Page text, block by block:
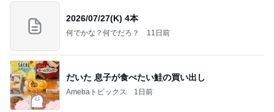
2026/07/27(K) 4本
何でかな？何でだろ？ 11日前
だいた 息子が食べたい鮭の買い出し
Amebaトピックス 1日前